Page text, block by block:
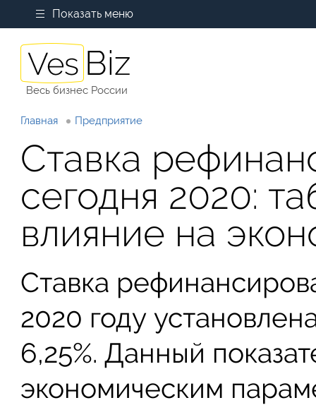
Показать меню
Весь бизнес России
Главная Предприятие
Ставка
сегодня 2020:
влияние на
Ставка
2020 году
6,25%. Данный
экономическим